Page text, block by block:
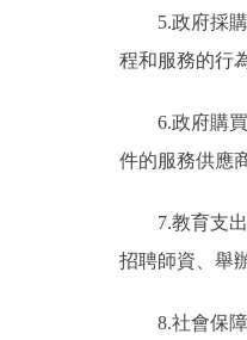
5.政府採
程和服務的行
6.政府購
件的服務供應
7.教育支
招聘師資、舉
8.社會保